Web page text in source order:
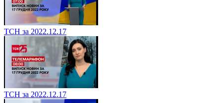
ТСН за 2022.12.17
ТСН за 2022.12.17